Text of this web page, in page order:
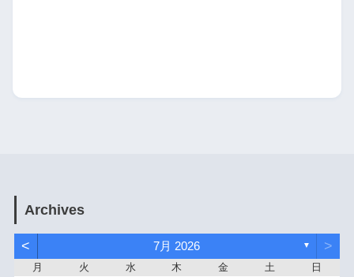
Archives
< 7月 2026 ▼ >
月 火 水 木 金 土 日